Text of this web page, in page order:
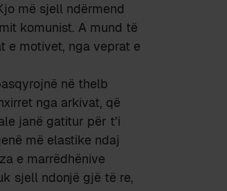
më sjell ndërmend
komunist. A mund të
e motivet, nga veprat e
në thelb
nga arkivat, që
janë gatitur për t’i
më elastike ndaj
e marrëdhënive
sjell ndonjë gjë të re,